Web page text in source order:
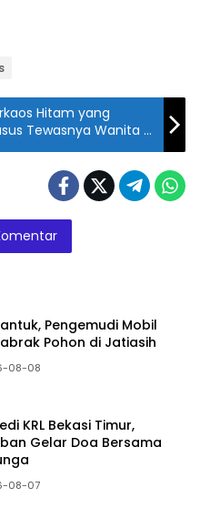
Hitam yang
Tewasnya Wanita di
Pengemudi Mobil
Pohon di Jatiasih
08-08
KRL Bekasi Timur,
Gelar Doa Bersama
08-07